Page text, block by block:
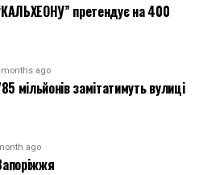
претендує на 400
months ago
мільйонів замітатимуть вулиці
ago